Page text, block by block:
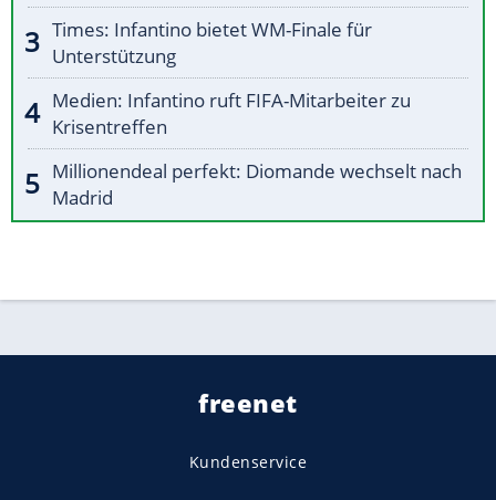
Times: Infantino bietet WM-Finale für
Unterstützung
Medien: Infantino ruft FIFA-Mitarbeiter zu
Krisentreffen
Millionendeal perfekt: Diomande wechselt nach
Madrid
freenet
Kundenservice